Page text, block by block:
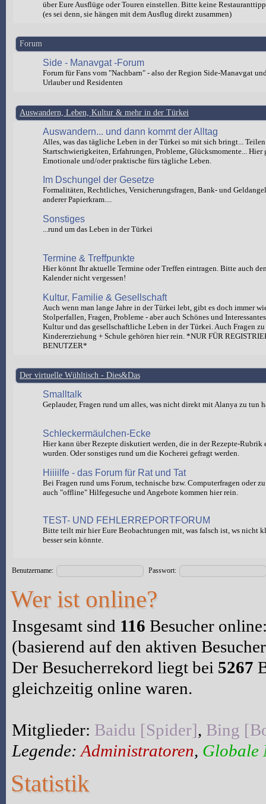
über Eure Ausflüge oder Touren einstellen. Bitte keine
(es sei denn, sie hängen mit dem Ausflug direkt zusammen)
Forum
Side - Manavgat -Forum
Forum für Fans vom "Nachbarn" - also der Region Side-Manavgat
Urlauber und Residenten
Auswandern, Leben, Kultur & mehr in der Türkei
Auswandern... und dann kommt der Alltag
Alles, was das tägliche Leben in der Türkei so mit sich bringt...
Startschwierigkeiten, Erfahrungen, Probleme, Glücksmomente... Hier
Emotionale und/oder praktische fürs tägliche Leben.
Im Dschungel der Gesetze
Formalitäten, Rechtliches, Versicherungsfragen, Bank- und
anderer Papierkram....
Sonstiges
...rund um das Leben in der Türkei
Termine & Treffpunkte
Hier könnt Ihr aktuelle Termine oder Treffen eintragen. Bitte auch
Kalender nicht vergessen!
Kultur, Familie & Gesellschaft
Auch wenn man lange Jahre in der Türkei lebt, gibt es doch immer
Stolperfallen, Fragen, Probleme - aber auch Schönes und
Kultur und das gesellschaftliche Leben in der Türkei. Auch Fragen
Kindererziehung + Schule gehören hier rein. *NUR FÜR
BENUTZER*
Der virtuelle Wühltisch - Dies&Das
Smalltalk
Geplauder, Fragen rund um alles, was nicht direkt mit Alanya zu tun
Schleckermäulchen-Ecke
Hier kann über Rezepte diskutiert werden, die in der Rezepte-Rubrik
wurden. Oder sonstiges rund um die Kocherei gefragt werden.
Hiiiilfe - das Forum für Rat und Tat
Bei Fragen rund ums Forum, technische bzw. Computerfragen oder
auch "offline" Hilfegesuche und Angebote kommen hier rein.
TEST- UND FEHLERREPORTFORUM
Bitte teilt mir hier Eure Beobachtungen mit, was falsch ist, ws nicht
besser sein könnte.
Benutzername: Passwort:
Wer ist online?
Insgesamt sind 116 Besucher
(basierend auf den aktiven
Der Besucherrekord liegt bei 5267
gleichzeitig online waren.
Mitglieder: Baidu [Spider], Bing
Legende: Administratoren, Globale
Statistik